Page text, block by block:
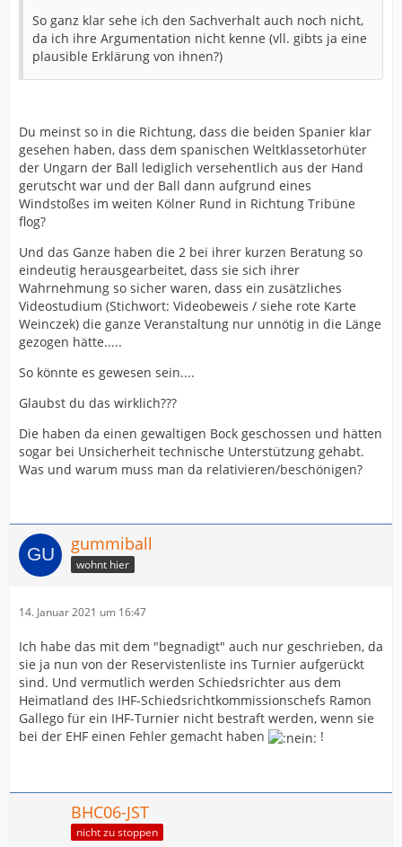
So ganz klar sehe ich den Sachverhalt auch noch nicht,
da ich ihre Argumentation nicht kenne (vll. gibts ja eine
plausible Erklärung von ihnen?)
Du meinst so in die Richtung, dass die beiden Spanier klar
gesehen haben, dass dem spanischen Weltklassetorhüter
der Ungarn der Ball lediglich versehentlich aus der Hand
gerutscht war und der Ball dann aufgrund eines
Windstoßes im weiten Kölner Rund in Richtung Tribüne
flog?
Und das Ganze haben die 2 bei ihrer kurzen Beratung so
eindeutig herausgearbeitet, dass sie sich ihrer
Wahrnehmung so sicher waren, dass ein zusätzliches
Videostudium (Stichwort: Videobeweis / siehe rote Karte
Weinczek) die ganze Veranstaltung nur unnötig in die Länge
gezogen hätte.....
So könnte es gewesen sein....
Glaubst du das wirklich???
Die haben da einen gewaltigen Bock geschossen und hätten
sogar bei Unsicherheit technische Unterstützung gehabt.
Was und warum muss man da relativieren/beschönigen?
gummiball
wohnt hier
14. Januar 2021 um 16:47
Ich habe das mit dem "begnadigt" auch nur geschrieben, da
sie ja nun von der Reservistenliste ins Turnier aufgerückt
sind. Und vermutlich werden Schiedsrichter aus dem
Heimatland des IHF-Schiedsrichtkommissionschefs Ramon
Gallego für ein IHF-Turnier nicht bestraft werden, wenn sie
bei der EHF einen Fehler gemacht haben
!
BHC06-JST
nicht zu stoppen